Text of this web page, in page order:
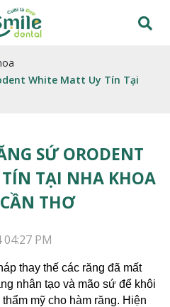
White Matt Uy Tín Tại
SỨ ORODENT
TẠI NHA KHOA
THƠ
PM
thay thế các răng đã mất
nhân tạo và mão sứ để khôi
mỹ cho hàm răng. Hiện